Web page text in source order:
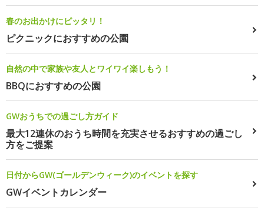
春のお出かけにピッタリ！
ピクニックにおすすめの公園
自然の中で家族や友人とワイワイ楽しもう！
BBQにおすすめの公園
GWおうちでの過ごし方ガイド
最大12連休のおうち時間を充実させるおすすめの過ごし
方をご提案
日付からGW(ゴールデンウィーク)のイベントを探す
GWイベントカレンダー